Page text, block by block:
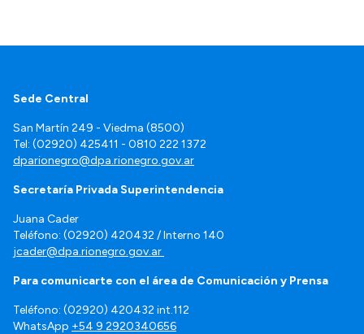
Sede Central
San Martín 249 - Viedma (8500)
Tel: (02920) 425411 - 0810 222 1372
dparionegro@dpa.rionegro.gov.ar
Secretaría Privada Superintendencia
Juana Cader
Teléfono: (02920) 420432 / Interno 140
jcader@dpa.rionegro.gov.ar
Para comunicarte con el área de Comunicación y Prensa
Teléfono: (02920) 420432 int.112
WhatsApp +54 9 2920340656